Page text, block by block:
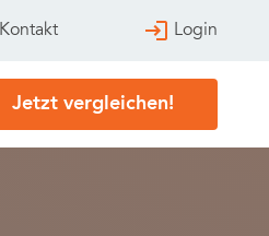
Kontakt Login
Jetzt vergleichen!